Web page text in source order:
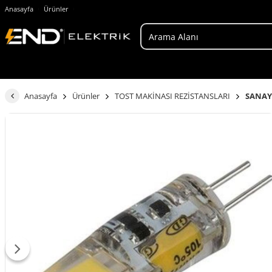
Anasayfa Ürünler
Anasayfa Ürünler TOST MAKİNASI REZİSTANSLARI